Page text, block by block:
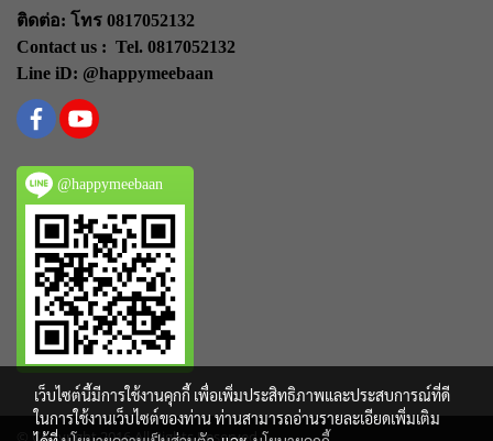
ติดต่อ: โทร 0817052132
Contact us : Tel. 0817052132
Line iD: @happymeebaan
@happymeebaan
© Copyright 2016 All Rights Reserved
เว็บไซต์นี้มีการใช้งานคุกกี้ เพื่อเพิ่มประสิทธิภาพและประสบการณ์ที่ดี
ในการใช้งานเว็บไซต์ของท่าน ท่านสามารถอ่านรายละเอียดเพิ่มเติม